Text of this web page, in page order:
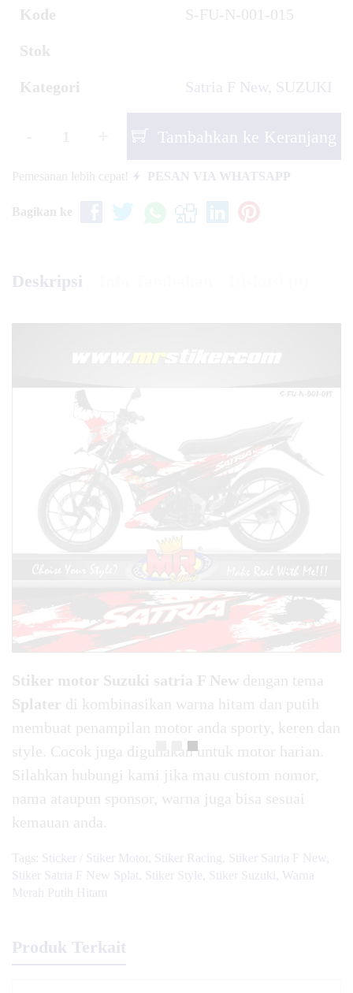
Kode S-FU-N-001-015
Stok
Kategori Satria F New , SUZUKI
Tambahkan ke Keranjang
Pemesanan lebih cepat! PESAN VIA WHATSAPP
Bagikan ke
Deskripsi
Stiker motor Suzuki satria F New dengan tema
Splater di kombinasikan warna hitam dan putih
membuat penampilan motor anda sporty, keren dan
style. Cocok juga digunakan untuk motor harian.
Silahkan hubungi kami jika mau custom nomor,
nama ataupun sponsor, warna juga bisa sesuai
kemauan anda.
Tags: Sticker / Stiker Motor Stiker Racing Stiker Satria F New
Stiker Satria F New Splat
Stiker Style Stiker Suzuki
Warna
Merah Putih Hitam
Produk Terkait